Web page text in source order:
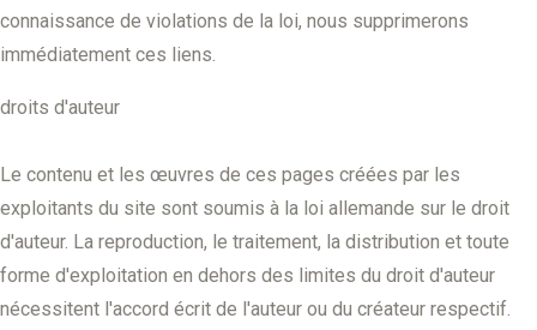
connaissance de violations de la loi, nous supprimerons
immédiatement ces liens.
droits d'auteur
Le contenu et les œuvres de ces pages créées par les
exploitants du site sont soumis à la loi allemande sur le droit
d'auteur. La reproduction, le traitement, la distribution et toute
forme d'exploitation en dehors des limites du droit d'auteur
nécessitent l'accord écrit de l'auteur ou du créateur respectif.